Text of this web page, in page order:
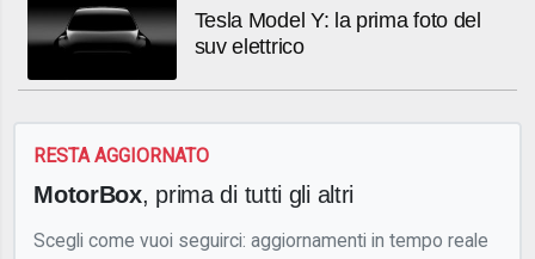
Tesla Model Y: la prima foto del
suv elettrico
RESTA AGGIORNATO
MotorBox, prima di tutti gli altri
Scegli come vuoi seguirci: aggiornamenti in tempo reale